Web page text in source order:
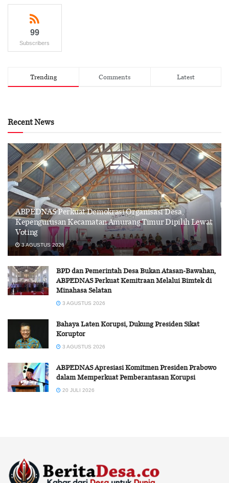
99
Subscribers
Trending Comments Latest
Recent News
ABPEDNAS Perkuat Demokrasi Organisasi Desa,
Kepengurusan Kecamatan Amurang Timur Dipilih Lewat
Voting
3 AGUSTUS 2026
BPD dan Pemerintah Desa Bukan Atasan-Bawahan,
ABPEDNAS Perkuat Kemitraan Melalui Bimtek di
Minahasa Selatan
3 AGUSTUS 2026
Bahaya Laten Korupsi, Dukung Presiden Sikat
Koruptor
3 AGUSTUS 2026
ABPEDNAS Apresiasi Komitmen Presiden Prabowo
dalam Memperkuat Pemberantasan Korupsi
20 JULI 2026